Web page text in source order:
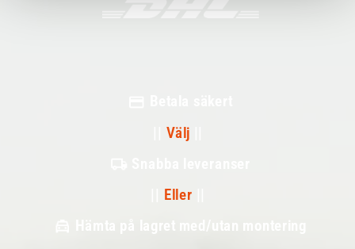
Välj
Eller
Hämta på lagret med/utan montering